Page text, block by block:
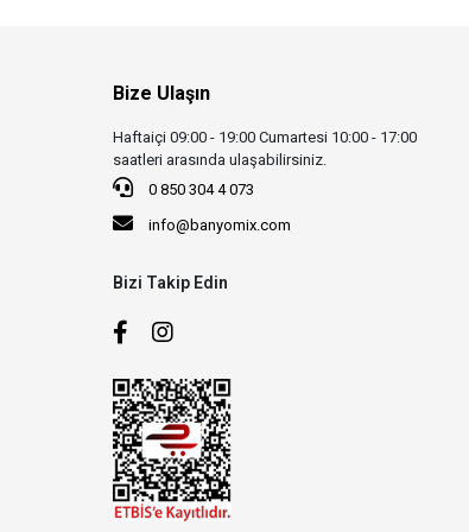
Bize Ulaşın
Haftaiçi 09:00 - 19:00 Cumartesi 10:00 - 17:00
saatleri arasında ulaşabilirsiniz.
0 850 304 4 073
info@banyomix.com
Bizi Takip Edin